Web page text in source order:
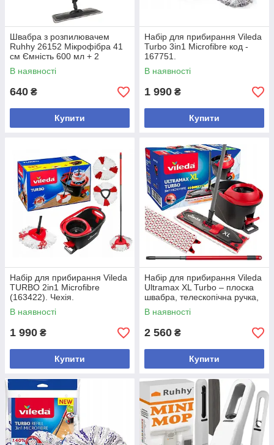
Швабра з розпилювачем
Ruhhy 26152 Мікрофібра 41
см Ємність 600 мл + 2
серветки Сіро-біла
В наявності
640 ₴
Купити
Набір для прибирання Vileda
Turbo 3in1 Microfibre код -
167751.
В наявності
1 990 ₴
Купити
Набір для прибирання Vileda
TURBO 2in1 Microfibre
(163422). Чехія.
В наявності
1 990 ₴
Купити
Набір для прибирання Vileda
Ultramax XL Turbo – плоска
швабра, телескопічна ручка,
система зливу у відрі 163427
В наявності
2 560 ₴
Купити